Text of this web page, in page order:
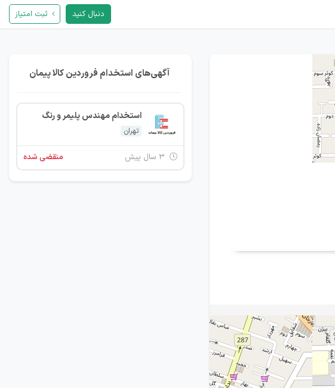
دنبال کنید ثبت امتیاز
آگهی‌های استخدام فروردین کالا پیمان
استخدام مهندس پلیمر و رنگ
تهران
منقضی شده